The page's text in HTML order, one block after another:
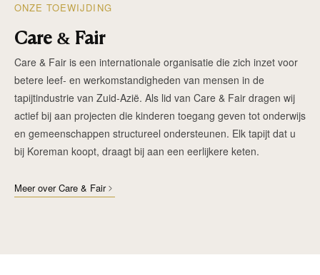
ONZE TOEWIJDING
Care & Fair
Care & Fair is een internationale organisatie die zich inzet voor
betere leef- en werkomstandigheden van mensen in de
tapijtindustrie van Zuid-Azië. Als lid van Care & Fair dragen wij
actief bij aan projecten die kinderen toegang geven tot onderwijs
en gemeenschappen structureel ondersteunen. Elk tapijt dat u
bij Koreman koopt, draagt bij aan een eerlijkere keten.
Meer over Care & Fair